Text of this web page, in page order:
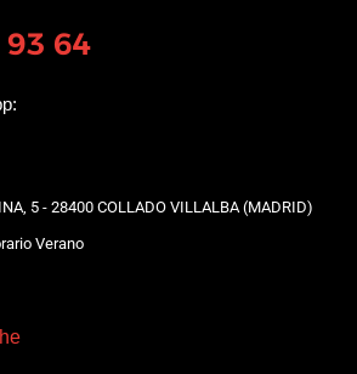
93 64
5 - 28400 COLLADO VILLALBA (MADRID)
Verano